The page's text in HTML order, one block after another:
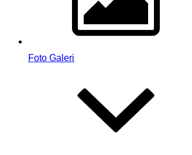
Foto Galeri